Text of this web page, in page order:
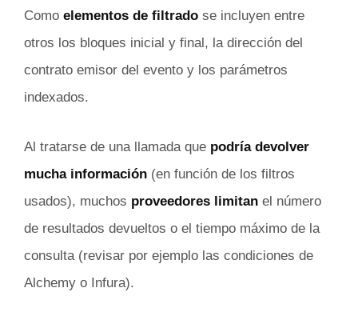
Como elementos de filtrado se incluyen entre
otros los bloques inicial y final, la dirección del
contrato emisor del evento y los parámetros
indexados.
Al tratarse de una llamada que podría devolver
mucha información (en función de los filtros
usados), muchos proveedores limitan el número
de resultados devueltos o el tiempo máximo de la
consulta (revisar por ejemplo las condiciones de
Alchemy o Infura).